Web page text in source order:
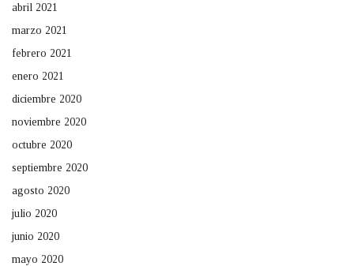
abril 2021
marzo 2021
febrero 2021
enero 2021
diciembre 2020
noviembre 2020
octubre 2020
septiembre 2020
agosto 2020
julio 2020
junio 2020
mayo 2020